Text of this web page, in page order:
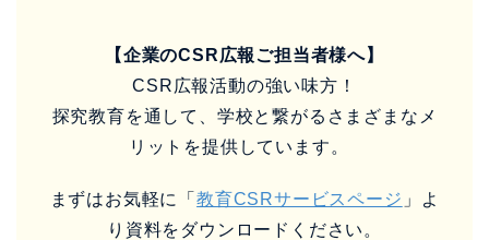
【企業のCSR広報ご担当者様へ】
CSR広報活動の強い味方！
探究教育を通して、学校と繋がるさまざまなメ
リットを提供しています。
まずはお気軽に「教育CSRサービスページ 」よ
り資料をダウンロードください。